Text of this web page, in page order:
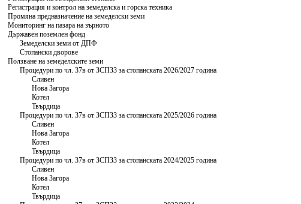
Регистрация и контрол на земеделска и горска техника
Промяна предназначение на земеделски земи
Мониторинг на пазара на зърното
Държавен поземлен фонд
Земеделски земи от ДПФ
Стопански дворове
Ползване на земеделските земи
Процедури по чл. 37в от ЗСПЗЗ за стопанската 2026/2027 година
Сливен
Нова Загора
Котел
Твърдица
Процедури по чл. 37в от ЗСПЗЗ за стопанската 2025/2026 година
Сливен
Нова Загора
Котел
Твърдица
Процедури по чл. 37в от ЗСПЗЗ за стопанската 2024/2025 година
Сливен
Нова Загора
Котел
Твърдица